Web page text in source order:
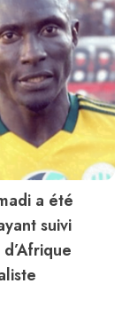
a été
suivi